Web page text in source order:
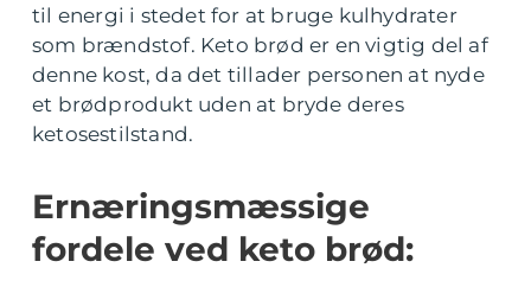
til energi i stedet for at bruge kulhydrater
som brændstof. Keto brød er en vigtig del af
denne kost, da det tillader personen at nyde
et brødprodukt uden at bryde deres
ketosestilstand.
Ernæringsmæssige
fordele ved keto brød: